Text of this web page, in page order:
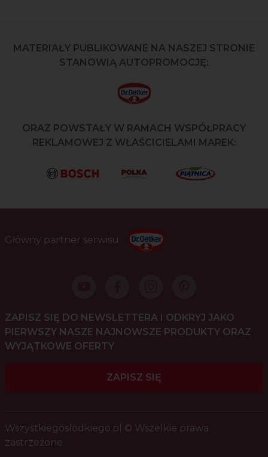
MATERIAŁY PUBLIKOWANE NA NASZEJ STRONIE
STANOWIĄ AUTOPROMOCJĘ:
ORAZ POWSTAŁY W RAMACH WSPÓŁPRACY
REKLAMOWEJ Z WŁAŚCICIELAMI MAREK:
Główny partner serwisu
ZAPISZ SIĘ DO NEWSLETTERA I ODKRYJ JAKO
PIERWSZY NASZE NAJNOWSZE PRODUKTY ORAZ
WYJĄTKOWE OFERTY
ZAPISZ SIĘ
Wszystkiegoslodkiego.pl © Wszelkie prawa
zastrzeżone